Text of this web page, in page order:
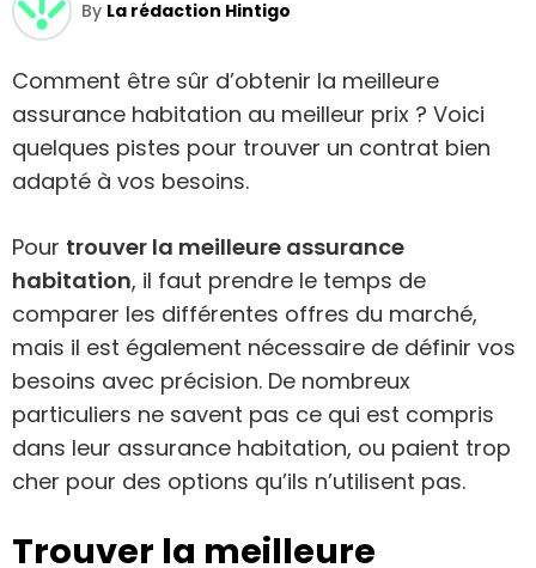
By La rédaction Hintigo
Comment être sûr d’obtenir la meilleure
assurance habitation au meilleur prix ? Voici
quelques pistes pour trouver un contrat bien
adapté à vos besoins.
Pour trouver la meilleure assurance
habitation, il faut prendre le temps de
comparer les différentes offres du marché,
mais il est également nécessaire de définir vos
besoins avec précision. De nombreux
particuliers ne savent pas ce qui est compris
dans leur assurance habitation, ou paient trop
cher pour des options qu’ils n’utilisent pas.
Trouver la meilleure